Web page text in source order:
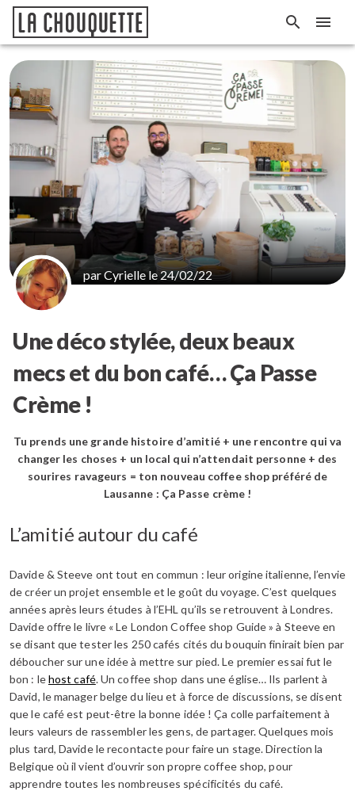
par Cyrielle le 24/02/22
Une déco stylée, deux beaux
mecs et du bon café… Ça Passe
Crème !
Tu prends une grande histoire d’amitié + une rencontre qui va
changer les choses + un local qui n’attendait personne + des
sourires ravageurs = ton nouveau coffee shop préféré de
Lausanne : Ça Passe crème !
L’amitié autour du café
Davide & Steeve ont tout en commun : leur origine italienne, l’envie
de créer un projet ensemble et le goût du voyage. C’est quelques
années après leurs études à l’EHL qu’ils se retrouvent à Londres.
Davide offre le livre « Le London Coffee shop Guide » à Steeve en
se disant que tester les 250 cafés cités du bouquin finirait bien par
déboucher sur une idée à mettre sur pied. Le premier essai fut le
bon : lehost café. Un coffee shop dans une église… Ils parlent à
David, le manager belge du lieu et à force de discussions, se disent
que le café est peut-être la bonne idée ! Ça colle parfaitement à
leurs valeurs de rassembler les gens, de partager. Quelques mois
plus tard, Davide le recontacte pour faire un stage. Direction la
Belgique où il vient d’ouvrir son propre coffee shop, pour
apprendre toutes les nombreuses spécificités du café.